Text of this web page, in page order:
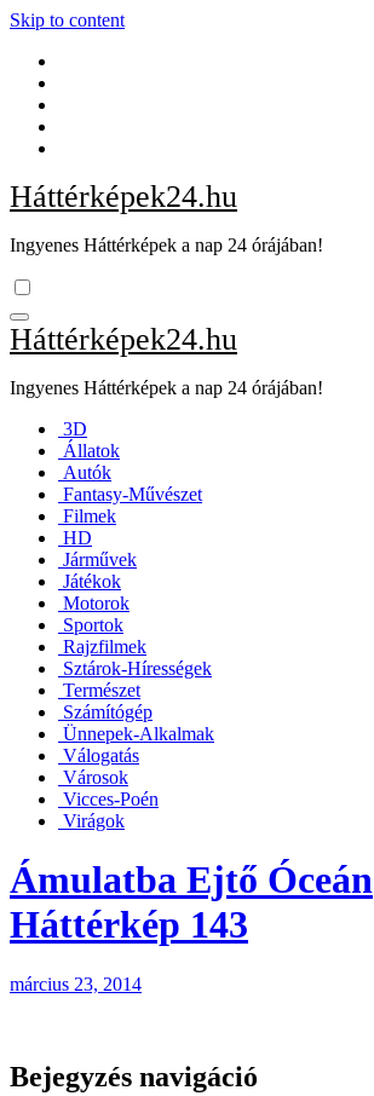
Skip to content
Háttérképek24.hu
Ingyenes Háttérképek a nap 24 órájában!
Háttérképek24.hu
Ingyenes Háttérképek a nap 24 órájában!
3D
Állatok
Autók
Fantasy-Művészet
Filmek
HD
Járművek
Játékok
Motorok
Sportok
Rajzfilmek
Sztárok-Hírességek
Természet
Számítógép
Ünnepek-Alkalmak
Válogatás
Városok
Vicces-Poén
Virágok
Ámulatba Ejtő Óceán
Háttérkép 143
március 23, 2014
Bejegyzés navigáció